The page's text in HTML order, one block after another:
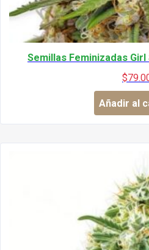
Semillas Feminizadas
$
Añadir al